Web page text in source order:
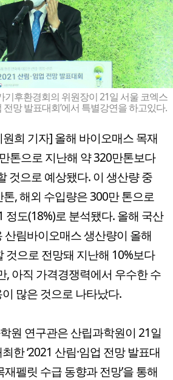
후환경회의 위원장이 21일 서울 코엑스
전망 발표대회’에서 특별강연을 하고있다.
희 기자] 올해 바이오매스 목재
톤으로 지난해 약 320만톤보다
것으로 예상됐다. 이 생산량 중
, 해외 수입량은 300만 톤으로
정도(18%)로 분석됐다. 올해 국산
산림바이오매스 생산량이 올해
것으로 전망돼 지난해 10%보다
, 아직 가격경쟁력에서 우수한 수
많은 것으로 나타났다.
원 연구관은 산립과학원이 21일
한 ‘2021 산림·임업 전망 발표대
재펠릿 수급 동향과 전망’을 통해